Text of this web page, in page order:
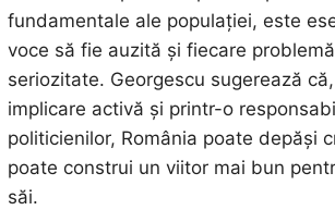
fundamentale ale populației, este
voce să fie auzită și fiecare
seriozitate. Georgescu sugerează
implicare activă și printr-o
politicienilor, România poate depăși
poate construi un viitor mai bun
săi.